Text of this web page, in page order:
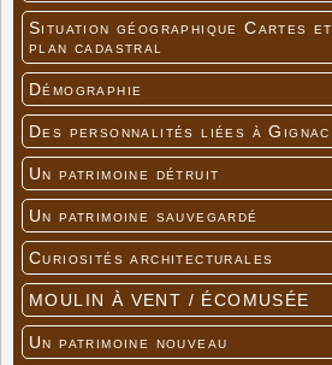
Situation géographique Cartes et
plan cadastral
Démographie
Des personnalités liées à Gignac
Un patrimoine détruit
Un patrimoine sauvegardé
Curiosités architecturales
MOULIN À VENT / ÉCOMUSÉE
Un patrimoine nouveau